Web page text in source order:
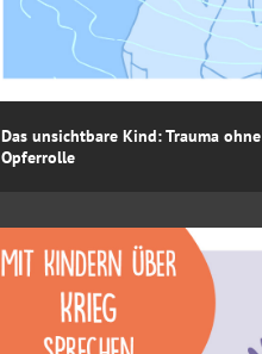
Das unsichtbare Kind: Trauma ohne
Opferrolle